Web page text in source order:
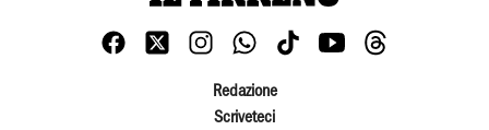
Redazione
Scriveteci